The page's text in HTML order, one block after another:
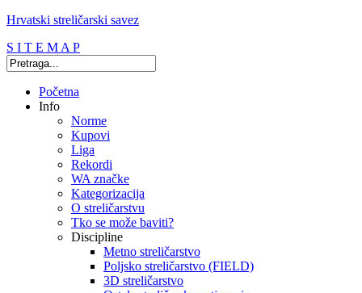
Hrvatski streličarski savez
S I T E M A P
Početna
Info
Norme
Kupovi
Liga
Rekordi
WA značke
Kategorizacija
O streličarstvu
Tko se može baviti?
Discipline
Metno streličarstvo
Poljsko streličarstvo (FIELD)
3D streličarstvo